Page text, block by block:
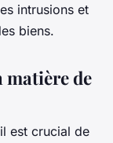
intrusions et
biens.
matière de
est crucial de